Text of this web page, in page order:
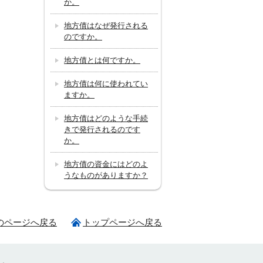
か。
地方債はなぜ発行される
のですか。
地方債とは何ですか。
地方債は何に使われてい
ますか。
地方債はどのような手続
きで発行されるのです
か。
地方債の資金にはどのよ
うなものがありますか？
ページへ戻る トップページへ戻る